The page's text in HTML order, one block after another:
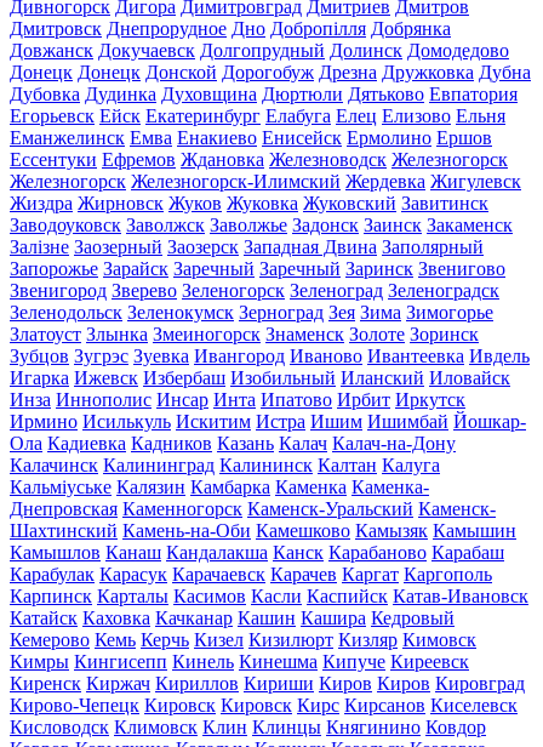
Дивногорск Дигора Димитровград Дмитриев Дмитров
Дмитровск Днепрорудное Дно Добропілля Добрянка
Довжанск Докучаевск Долгопрудный Долинск Домодедово
Донецк Донецк Донской Дорогобуж Дрезна Дружковка Дубна
Дубовка Дудинка Духовщина Дюртюли Дятьково Евпатория
Егорьевск Ейск Екатеринбург Елабуга Елец Елизово Ельня
Еманжелинск Емва Енакиево Енисейск Ермолино Ершов
Ессентуки Ефремов Ждановка Железноводск Железногорск
Железногорск Железногорск-Илимский Жердевка Жигулевск
Жиздра Жирновск Жуков Жуковка Жуковский Завитинск
Заводоуковск Заволжск Заволжье Задонск Заинск Закаменск
Залізне Заозерный Заозерск Западная Двина Заполярный
Запорожье Зарайск Заречный Заречный Заринск Звенигово
Звенигород Зверево Зеленогорск Зеленоград Зеленоградск
Зеленодольск Зеленокумск Зерноград Зея Зима Зимогорье
Златоуст Злынка Змеиногорск Знаменск Золоте Зоринск
Зубцов Зугрэс Зуевка Ивангород Иваново Ивантеевка Ивдель
Игарка Ижевск Избербаш Изобильный Иланский Иловайск
Инза Иннополис Инсар Инта Ипатово Ирбит Иркутск
Ирмино Исилькуль Искитим Истра Ишим Ишимбай Йошкар-
Ола Кадиевка Кадников Казань Калач Калач-на-Дону
Калачинск Калининград Калининск Калтан Калуга
Кальміуське Калязин Камбарка Каменка Каменка-
Днепровская Каменногорск Каменск-Уральский Каменск-
Шахтинский Камень-на-Оби Камешково Камызяк Камышин
Камышлов Канаш Кандалакша Канск Карабаново Карабаш
Карабулак Карасук Карачаевск Карачев Каргат Каргополь
Карпинск Карталы Касимов Касли Каспийск Катав-Ивановск
Катайск Каховка Качканар Кашин Кашира Кедровый
Кемерово Кемь Керчь Кизел Кизилюрт Кизляр Кимовск
Кимры Кингисепп Кинель Кинешма Кипуче Киреевск
Киренск Киржач Кириллов Кириши Киров Киров Кировград
Кирово-Чепецк Кировск Кировск Кирс Кирсанов Киселевск
Кисловодск Климовск Клин Клинцы Княгинино Ковдор